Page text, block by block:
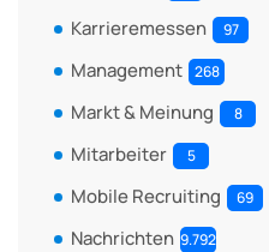
Karrieremessen 97
Management 268
Markt & Meinung 8
Mitarbeiter 5
Mobile Recruiting 69
Nachrichten 9.792